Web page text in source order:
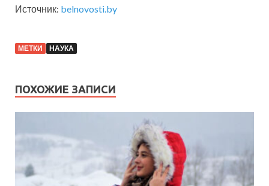
Источник: belnovosti.by
МЕТКИ НАУКА
ПОХОЖИЕ ЗАПИСИ